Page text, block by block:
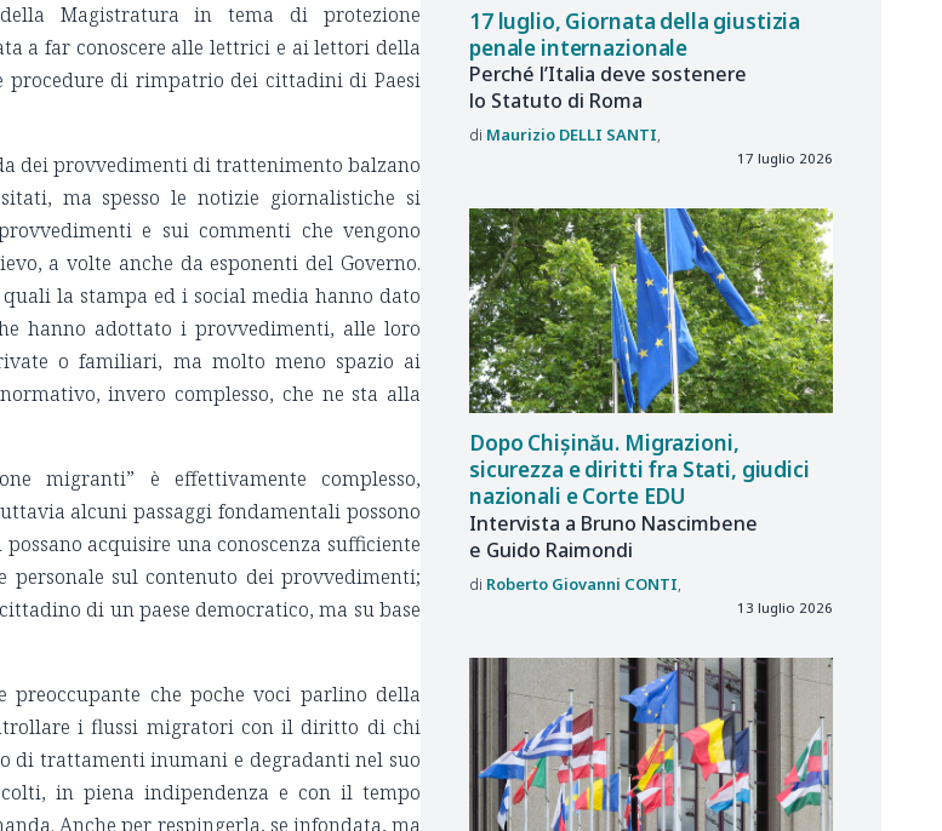
Magistratura in tema di protezione
a far conoscere alle lettrici e ai lettori della
procedure di rimpatrio dei cittadini di Paesi
dei provvedimenti di trattenimento balzano
ma spesso le notizie giornalistiche si
e sui commenti che vengono
a volte anche da esponenti del Governo.
la stampa ed i social media hanno dato
hanno adottato i provvedimenti, alle loro
o familiari, ma molto meno spazio ai
invero complesso, che ne sta alla
migranti” è effettivamente complesso,
alcuni passaggi fondamentali possono
acquisire una conoscenza sufficiente
sul contenuto dei provvedimenti;
di un paese democratico, ma su base
preoccupante che poche voci parlino della
i flussi migratori con il diritto di chi
di trattamenti inumani e degradanti nel suo
in piena indipendenza e con il tempo
Anche per respingerla, se infondata, ma
17 luglio, Giornata della giustizia
penale internazionale
Perché l’Italia deve sostenere
lo Statuto di Roma
Maurizio DELLI SANTI
17 luglio 2026
Dopo Chișinău. Migrazioni,
sicurezza e diritti fra Stati, giudici
nazionali e Corte EDU
Intervista a Bruno Nascimbene
e Guido Raimondi
Roberto Giovanni CONTI
13 luglio 2026